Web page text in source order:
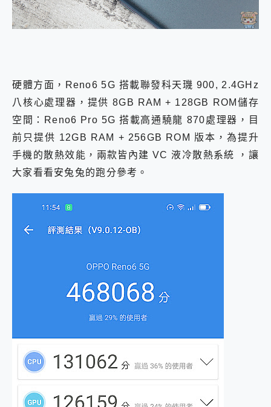
硬體方面，Reno6 5G 搭載聯發科天璣 900, 2.4GHz
八核心處理器，提供 8GB RAM + 128GB ROM儲存
空間：Reno6 Pro 5G 搭載高通驍龍 870處理器，目
前只提供 12GB RAM + 256GB ROM 版本，為提升
手機的散熱效能，兩款皆內建 VC 液冷散熱系統 ，讓
大家看看安兔兔的跑分參考。